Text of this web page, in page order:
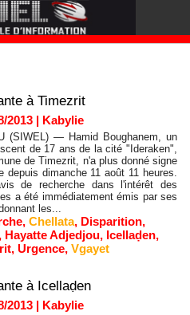
à Timezrit
2013 | Kabylie
(SIWEL) — Hamid Boughanem, un
de 17 ans de la cité "Ideraken",
de Timezrit, n'a plus donné signe
depuis dimanche 11 août 11 heures.
de recherche dans l'intérêt des
a été immédiatement émis par ses
les...
, Chellata, Disparition,
, Hayatte Adjedjou, Icellaḍen,
, Urgence, Vgayet
à Icellaḍen
2013 | Kabylie